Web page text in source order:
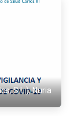
S.L.), Nuria